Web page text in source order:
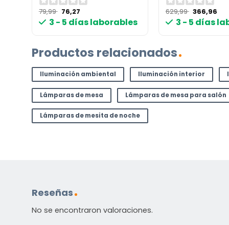
79,99 El
precio
original
76,27
precio
actual
3 - 5 días laborables
629,99 El
precio
original
366,96
3 - 5 días
Productos relacionados
Iluminación ambiental Iluminación interior
Lámparas de mesa Lámparas de mesa para salón
Lámparas de mesita de noche
Reseñas
No se encontraron valoraciones.